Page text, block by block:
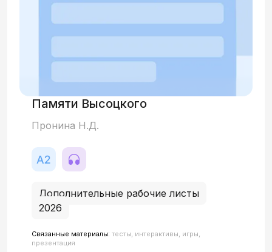
Памяти Высоцкого
Пронина Н.Д.
Дополнительные рабочие листы
2026
Связанные материалы: тесты, интерактивы, игры,
презентация